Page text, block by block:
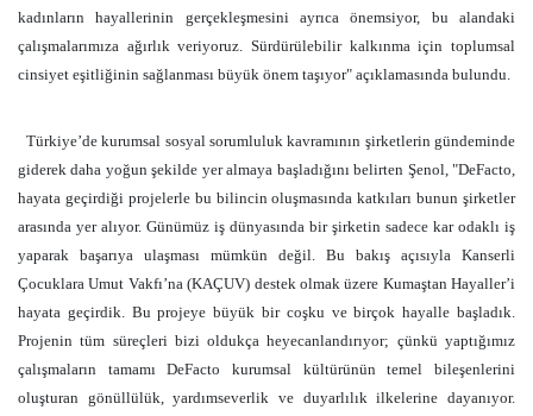
kadınların hayallerinin gerçekleşmesini ayrıca önemsiyor, bu alandaki
çalışmalarımıza ağırlık veriyoruz. Sürdürülebilir kalkınma için toplumsal
cinsiyet eşitliğinin sağlanması büyük önem taşıyor" açıklamasında bulundu.
Türkiye’de kurumsal sosyal sorumluluk kavramının şirketlerin gündeminde
giderek daha yoğun şekilde yer almaya başladığını belirten Şenol, "DeFacto,
hayata geçirdiği projelerle bu bilincin oluşmasında katkıları bunun şirketler
arasında yer alıyor. Günümüz iş dünyasında bir şirketin sadece kar odaklı iş
yaparak başarıya ulaşması mümkün değil. Bu bakış açısıyla Kanserli
Çocuklara Umut Vakfı’na (KAÇUV) destek olmak üzere Kumaştan Hayaller’i
hayata geçirdik. Bu projeye büyük bir coşku ve birçok hayalle başladık.
Projenin tüm süreçleri bizi oldukça heyecanlandırıyor; çünkü yaptığımız
çalışmaların tamamı DeFacto kurumsal kültürünün temel bileşenlerini
oluşturan gönüllülük, yardımseverlik ve duyarlılık ilkelerine dayanıyor.